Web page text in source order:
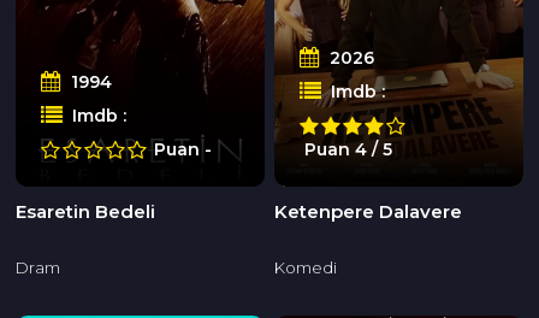
1994
Imdb :
Puan -
Esaretin Bedeli
Dram
2026
Imdb :
Puan 4 / 5
Ketenpere Dalavere
Komedi